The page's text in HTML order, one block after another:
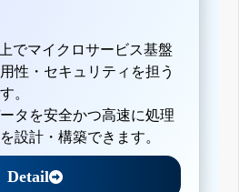
でマイクロサービス基盤
性・セキュリティを担う
。
タを安全かつ高速に処理
設計・構築できます。
Detail